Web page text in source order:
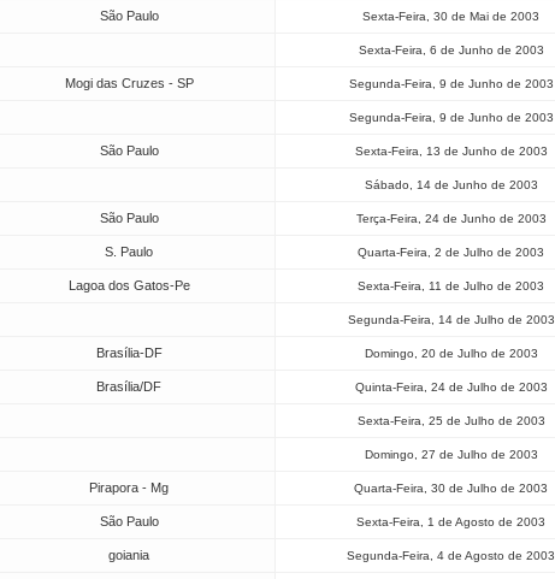
São Paulo Sexta-Feira, 30 de Mai de 2003
Sexta-Feira, 6 de Junho de 2003
Mogi das Cruzes - SP Segunda-Feira, 9 de Junho de 2003
Segunda-Feira, 9 de Junho de 2003
São Paulo Sexta-Feira, 13 de Junho de 2003
Sábado, 14 de Junho de 2003
São Paulo Terça-Feira, 24 de Junho de 2003
S. Paulo Quarta-Feira, 2 de Julho de 2003
Lagoa dos Gatos-Pe Sexta-Feira, 11 de Julho de 2003
Segunda-Feira, 14 de Julho de 2003
Brasília-DF Domingo, 20 de Julho de 2003
Brasília/DF Quinta-Feira, 24 de Julho de 2003
Sexta-Feira, 25 de Julho de 2003
Domingo, 27 de Julho de 2003
Pirapora - Mg Quarta-Feira, 30 de Julho de 2003
São Paulo Sexta-Feira, 1 de Agosto de 2003
goiania Segunda-Feira, 4 de Agosto de 2003